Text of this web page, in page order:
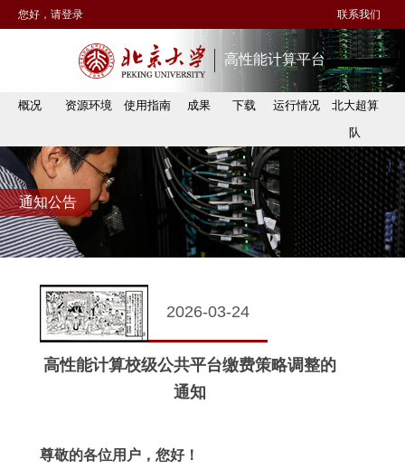
您好，请登录 联系我们
高性能计算平台
概况 资源环境 使用指南 成果 下载 运行情况
北大超算
队
通知公告
2026-03-24
高性能计算校级公共平台缴费策略调整的
通知
尊敬的各位用户，您好！